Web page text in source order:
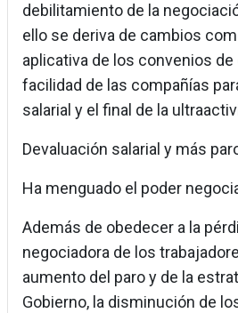
debilitamiento de la
ello se deriva de cambios
aplicativa de los convenios
facilidad de las compañías
salarial y el final de la
Devaluación salarial y más
Ha menguado el poder
Además de obedecer a la
negociadora de los
aumento del paro y de la
Gobierno, la disminución de